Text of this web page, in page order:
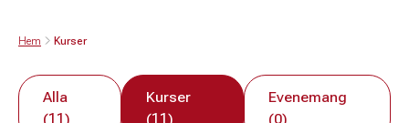
Hem Kurser
Alla
(11)
Kurser
(11)
Evenemang
(0)